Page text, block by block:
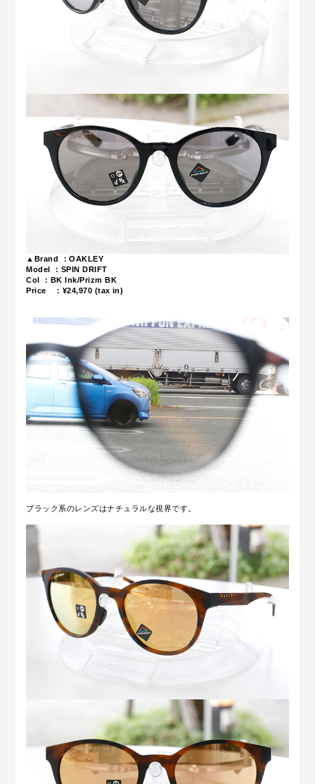
▲Brand ：OAKLEY
Model ：SPIN DRIFT
Col ：BK Ink/Prizm BK
Price ：¥24,970 (tax in)
ブラック系のレンズはナチュラルな視界です。